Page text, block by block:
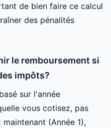
de bien faire ce calcul
des pénalités
le remboursement si
impôts?
sur l'année
vous cotisez, pas
(Année 1),